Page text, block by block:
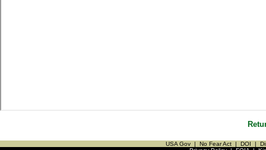
USA Gov | No Fear Act | DOI |